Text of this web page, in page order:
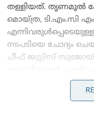
തള്ളിയത്. തൃണമൂൽ
മൊയ്ത്ര,
നടപടിയെ ചോദ്യം
ചീഫ് ജസ്റ്റിസ് സുജോയ്
ആണ് എതിർ ഹർജികൾ
ഹൈക്കോടതി തന്നെ